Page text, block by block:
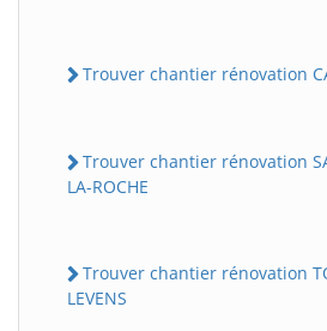
Trouver chantier rénovation
Trouver chantier rénovation
LA-ROCHE
Trouver chantier rénovation
LEVENS